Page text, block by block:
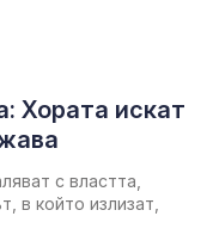
Хората искат
с властта,
в който излизат,